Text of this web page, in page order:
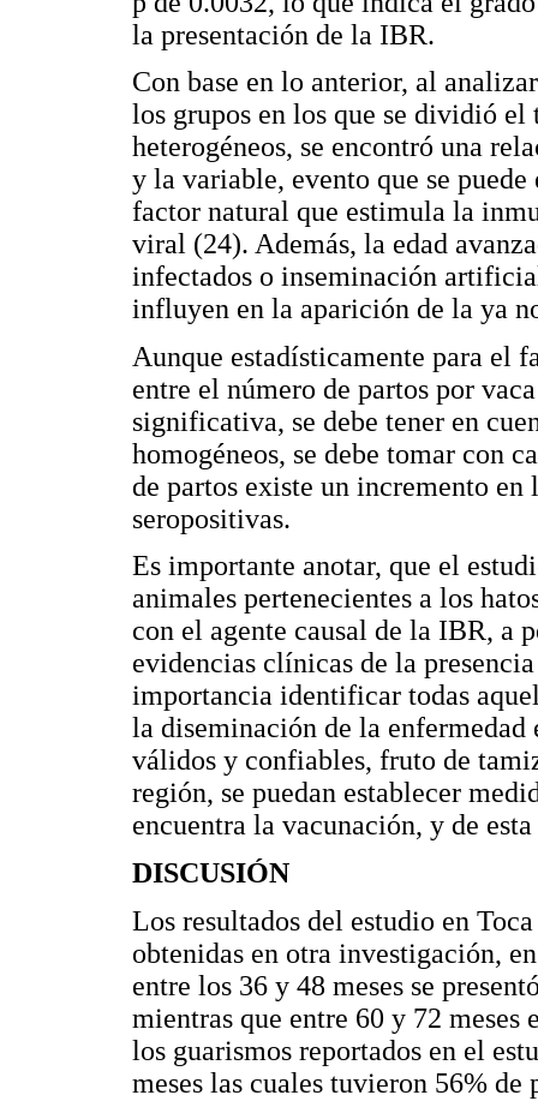
la presentación de la IBR.
Con base en lo anterior, al
los grupos en los que se dividió el
heterogéneos, se encontró una
y la variable, evento que se
factor natural que estimula la
viral (24). Además, la edad
infectados o inseminación
influyen en la aparición de la ya
Aunque estadísticamente para el
entre el número de partos por
significativa, se debe tener en
homogéneos, se debe tomar con
de partos existe un incremento en
seropositivas.
Es importante anotar, que el
animales pertenecientes a los
con el agente causal de la IBR, a
evidencias clínicas de la
importancia identificar todas
la diseminación de la enfermedad
válidos y confiables, fruto de
región, se puedan establecer
encuentra la vacunación, y de
DISCUSIÓN
Los resultados del estudio en
obtenidas en otra investigación,
entre los 36 y 48 meses se
mientras que entre 60 y 72
los guarismos reportados en el
meses las cuales tuvieron 56%